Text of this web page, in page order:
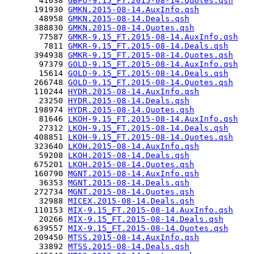
      191930
GMKN.2015-08-14.AuxInfo.qsh
       48958
GMKN.2015-08-14.Deals.qsh
      388830
GMKN.2015-08-14.Quotes.qsh
       77587
GMKR-9.15_FT.2015-08-14.AuxInfo.qsh
        7811
GMKR-9.15_FT.2015-08-14.Deals.qsh
      394938
GMKR-9.15_FT.2015-08-14.Quotes.qsh
       97379
GOLD-9.15_FT.2015-08-14.AuxInfo.qsh
       15614
GOLD-9.15_FT.2015-08-14.Deals.qsh
      266748
GOLD-9.15_FT.2015-08-14.Quotes.qsh
      110244
HYDR.2015-08-14.AuxInfo.qsh
       23250
HYDR.2015-08-14.Deals.qsh
      198974
HYDR.2015-08-14.Quotes.qsh
       81646
LKOH-9.15_FT.2015-08-14.AuxInfo.qsh
       27312
LKOH-9.15_FT.2015-08-14.Deals.qsh
      408851
LKOH-9.15_FT.2015-08-14.Quotes.qsh
      323640
LKOH.2015-08-14.AuxInfo.qsh
       59208
LKOH.2015-08-14.Deals.qsh
      675201
LKOH.2015-08-14.Quotes.qsh
      160790
MGNT.2015-08-14.AuxInfo.qsh
       36353
MGNT.2015-08-14.Deals.qsh
      272734
MGNT.2015-08-14.Quotes.qsh
       32988
MICEX.2015-08-14.Deals.qsh
      110153
MIX-9.15_FT.2015-08-14.AuxInfo.qsh
       20266
MIX-9.15_FT.2015-08-14.Deals.qsh
      639557
MIX-9.15_FT.2015-08-14.Quotes.qsh
      209450
MTSS.2015-08-14.AuxInfo.qsh
       33892
MTSS.2015-08-14.Deals.qsh